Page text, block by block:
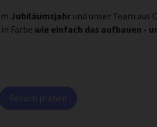
Jubiläumsjahrund unser Team aus
Farbe wie einfach das aufbauen -
Besuch planen